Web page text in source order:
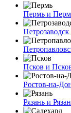
Пермь и
Псков и
Ростов-на-
Рязань и